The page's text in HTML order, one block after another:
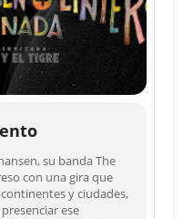
su banda The
con una gira que
y ciudades,
ese